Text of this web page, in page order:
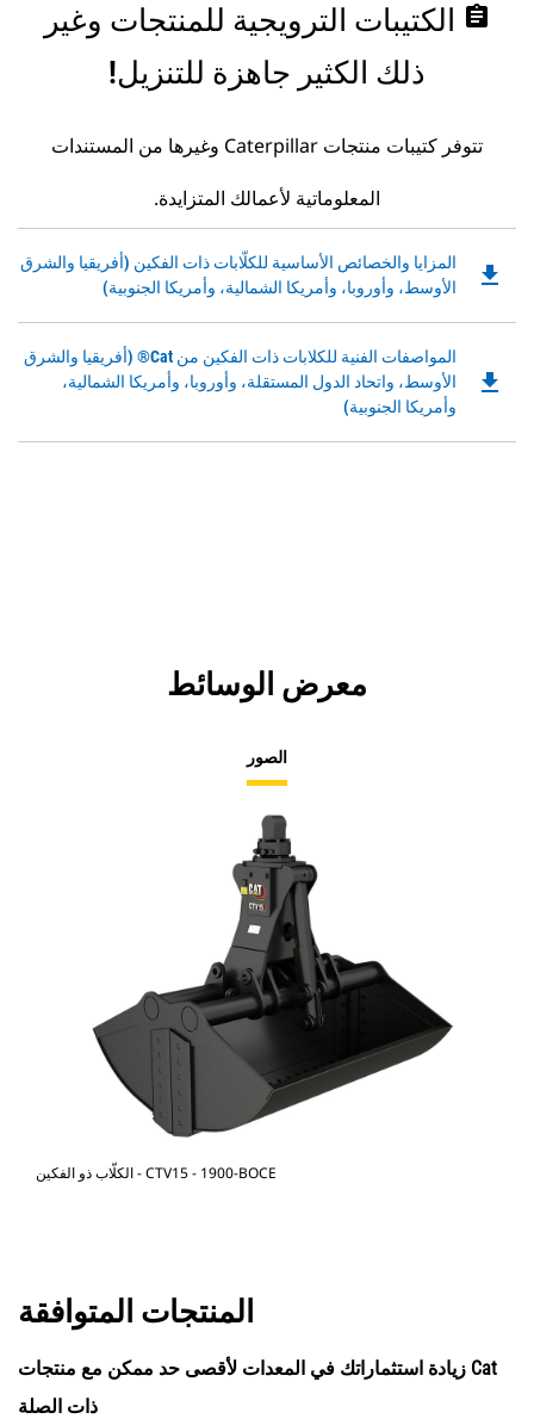
assignment الكتيبات الترويجية للمنتجات وغير
ذلك الكثير جاهزة للتنزيل!
تتوفر كتيبات منتجات Caterpillar وغيرها من المستندات
المعلوماتية لأعمالك المتزايدة.
المزايا والخصائص الأساسية للكلّابات ذات الفكين (أفريقيا والشرق
الأوسط، وأوروبا، وأمريكا الشمالية، وأمريكا الجنوبية)
Downloadable
PDF
New
file_download
المواصفات الفنية للكلابات ذات الفكين من Cat® (أفريقيا والشرق
الأوسط، واتحاد الدول المستقلة، وأوروبا، وأمريكا الشمالية،
وأمريكا الجنوبية)
Downloadable
PDF
file_download
معرض الوسائط
الصور
الكلّاب ذو الفكين - CTV15 - 1900-BOCE
المنتجات المتوافقة
زيادة استثماراتك في المعدات لأقصى حد ممكن مع منتجات Cat
ذات الصلة